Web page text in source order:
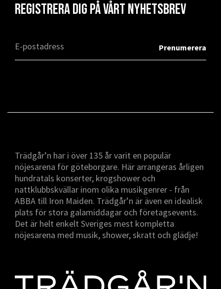
Registrera dig på vårt nyhetsbrev
Trädgår’n har i över 135 år varit en populär
nöjesarena för göteborgare. Här arrangeras årligen
hundratals konserter, krogshower och
nattklubbskvällar inom olika musikgenrer - från
ABBA till Iron Maiden. Trädgår’n är även en idealisk
plats för stora galamiddagar och företagsevents.
Det är helt enkelt Sveriges mest kompletta
nöjesarena med musik, shower, skratt och glädje!